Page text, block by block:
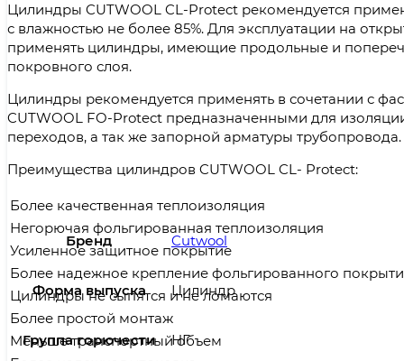
Цилиндры CUTWOOL CL-Protect рекомендуется
с влажностью не более 85%. Для эксплуатации на
применять цилиндры, имеющие продольные и
покровного слоя.
Цилиндры рекомендуется применять в сочетании с
CUTWOOL FO-Protect предназначенными для
переходов, а так же запорной арматуры трубопровода.
Преимущества цилиндров CUTWOOL CL- Protect:
Более качественная теплоизоляция
Бренд Cutwool
Форма выпуска Цилиндр
Группа горючести НГ